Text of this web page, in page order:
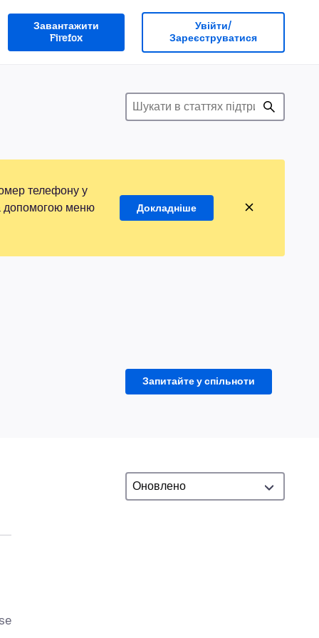
Завантажити
Firefox
Увійти/
Зареєструватися
телефону у
допомогою меню
Докладніше
Запитайте у спільноти